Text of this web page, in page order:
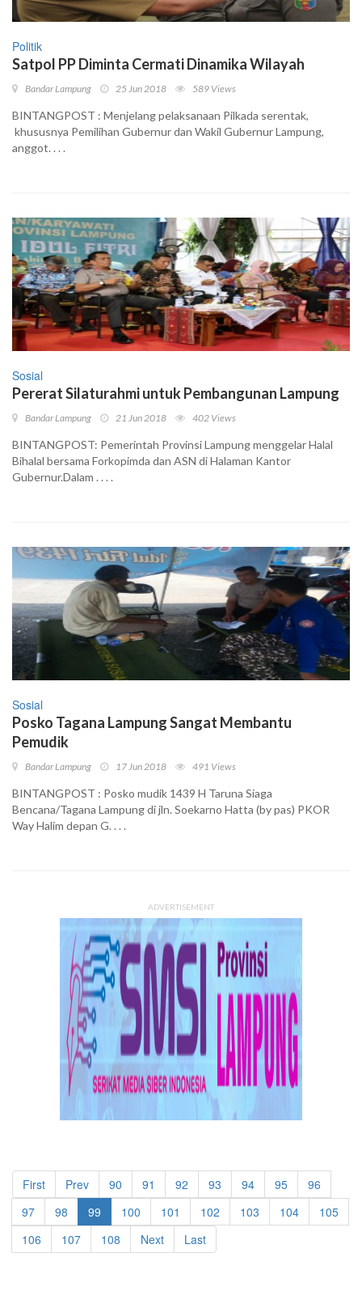
Politik
Satpol PP Diminta Cermati Dinamika Wilayah
Bandar Lampung 25 Jun 2018 589 Views
BINTANGPOST : Menjelang pelaksanaan Pilkada serentak,
khususnya Pemilihan Gubernur dan Wakil Gubernur Lampung,
anggot. . . .
Sosial
Pererat Silaturahmi untuk Pembangunan Lampung
Bandar Lampung 21 Jun 2018 402 Views
BINTANGPOST: Pemerintah Provinsi Lampung menggelar Halal
Bihalal bersama Forkopimda dan ASN di Halaman Kantor
Gubernur.Dalam . . . .
Sosial
Posko Tagana Lampung Sangat Membantu
Pemudik
Bandar Lampung 17 Jun 2018 491 Views
BINTANGPOST : Posko mudik 1439 H Taruna Siaga
Bencana/Tagana Lampung di jln. Soekarno Hatta (by pas) PKOR
Way Halim depan G. . . .
ADVERTISEMENT
First Prev 90 91 92 93 94 95
96
97
98 99 100 101 102 103 104
105
106
107 108 Next Last